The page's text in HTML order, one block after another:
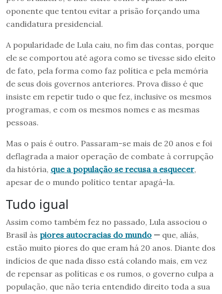
oponente que tentou evitar a prisão forçando uma
candidatura presidencial.
A popularidade de Lula caiu, no fim das contas, porque
ele se comportou até agora como se tivesse sido eleito
de fato, pela forma como faz política e pela memória
de seus dois governos anteriores. Prova disso é que
insiste em repetir tudo o que fez, inclusive os mesmos
programas, e com os mesmos nomes e as mesmas
pessoas.
Mas o país é outro. Passaram-se mais de 20 anos e foi
deflagrada a maior operação de combate à corrupção
da história, que a população se recusa a esquecer,
apesar de o mundo político tentar apagá-la.
Tudo igual
Assim como também fez no passado, Lula associou o
Brasil às piores autocracias do mundo — que, aliás,
estão muito piores do que eram há 20 anos. Diante dos
indícios de que nada disso está colando mais, em vez
de repensar as políticas e os rumos, o governo culpa a
população, que não teria entendido direito toda a sua